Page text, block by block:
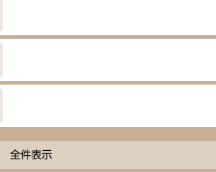
全件表示